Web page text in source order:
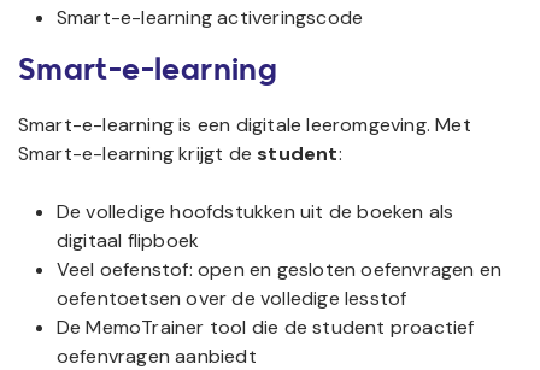
Smart-e-learning activeringscode
Smart-e-learning
Smart-e-learning is een digitale leeromgeving. Met
Smart-e-learning krijgt de student:
De volledige hoofdstukken uit de boeken als
digitaal flipboek
Veel oefenstof: open en gesloten oefenvragen en
oefentoetsen over de volledige lesstof
De MemoTrainer tool die de student proactief
oefenvragen aanbiedt